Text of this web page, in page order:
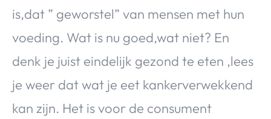
is,dat ” geworstel” van mensen met hun
voeding. Wat is nu goed,wat niet? En
denk je juist eindelijk gezond te eten ,lees
je weer dat wat je eet kankerverwekkend
kan zijn. Het is voor de consument